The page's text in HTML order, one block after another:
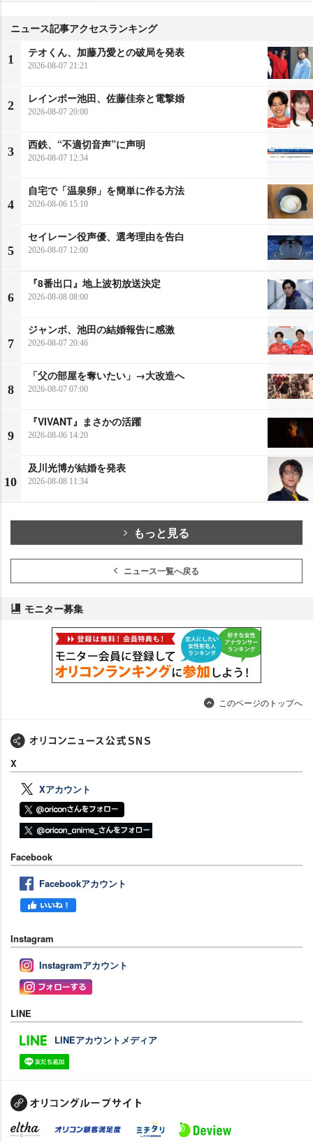
ニュース記事アクセスランキング
1
テオくん、加藤乃愛との破局を発表
2026-08-07 21:21
2
レインボー池田、佐藤佳奈と電撃婚
2026-08-07 20:00
3
西鉄、“不適切音声”に声明
2026-08-07 12:34
4
自宅で「温泉卵」を簡単に作る方法
2026-08-06 15:10
5
セイレーン役声優、選考理由を告白
2026-08-07 12:00
6
『8番出口』地上波初放送決定
2026-08-08 08:00
7
ジャンボ、池田の結婚報告に感激
2026-08-07 20:46
8
「父の部屋を奪いたい」→大改造へ
2026-08-07 07:00
9
『VIVANT』まさかの活躍
2026-08-06 14:20
10
及川光博が結婚を発表
2026-08-08 11:34
もっと見る
ニュース一覧へ戻る
モニター募集
このページのトップへ
X
Xアカウント
Facebook
Facebookアカウント
Instagram
Instagramアカウント
LINE
LINEアカウントメディア